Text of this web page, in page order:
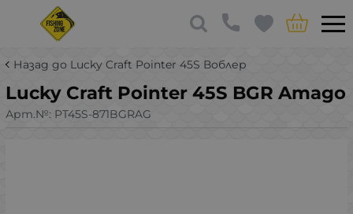
Назад до Lucky Craft Pointer 45S Воблер
Lucky Craft Pointer 45S BGR Amago
Арт.№: PT45S-871BGRAG